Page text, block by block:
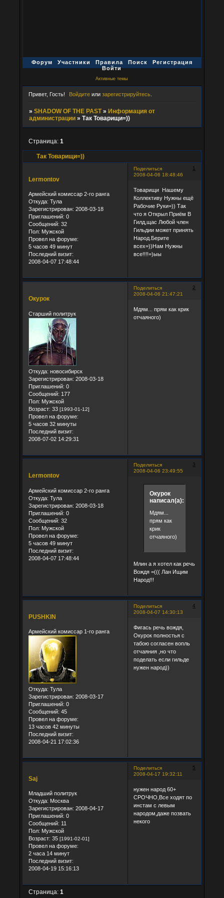
Форум Участники Правила Поиск
Регистрация
Войти
Активные темы
Привет, Гость! Войдите илизарегистрируйтесь
» SHADOW OF THE PAST » Информация от
администрации » Так Товарищи=))
Так Товарищи=))
Страница: 1
Поделиться
1
2008-04-06 18:48:46
Lermontov
Армейский комиссар 2-го ранга
Откуда: Тула
Зарегистрирован: 2008-03-18
Приглашений: 0
Сообщений: 32
Пол: Мужской
Провел на форуме:
5 часов 49 минут
Последний визит:
2008-04-07 17:48:44
Товарищи Нашему
Коллективу Нужны ещё
Рабочие Руки=)) Так
что я Открыл Приём В
Гилд,щас Любой член
Гильдии может принять
Народ.Берите
всех=))Нам Нужны
все!!!!=)ыы
Поделиться
2
2008-04-06 21:47:21
Окурок
Старший политрук
Откуда: новосибирск
Зарегистрирован: 2008-03-18
Приглашений: 0
Сообщений: 177
Пол: Мужской
Возраст: 33 [1993-01-12]
Провел на форуме:
5 часов 32 минуты
Последний визит:
2008-07-02 14:29:31
Мдям... прям как крик
отчаяного)
Поделиться
3
2008-04-06 23:49:55
Lermontov
Армейский комиссар 2-го ранга
Откуда: Тула
Зарегистрирован: 2008-03-18
Приглашений: 0
Сообщений: 32
Пол: Мужской
Провел на форуме:
5 часов 49 минут
Последний визит:
2008-04-07 17:48:44
Окурок
написал(а):
Мдям...
прям как
крик
отчаяного)
Млин а я хотел как речь
Вождя =((( Лан Ищим
Народ!!!
Поделиться
4
2008-04-07 14:30:13
PUSHKIN
Армейский комиссар 1-го ранга
Откуда: Тула
Зарегистрирован: 2008-03-17
Приглашений: 0
Сообщений: 45
Провел на форуме:
13 часов 42 минуты
Последний визит:
2008-04-21 17:02:36
Фигась речь вождя,
Окурок полностья с
табою согласен вопль
отчаяния ,но что
поделать если гильде
нужен народ))
Поделиться
5
2008-04-17 19:32:11
Saj
Младший политрук
Откуда: Москва
Зарегистрирован: 2008-04-17
Приглашений: 0
Сообщений: 11
Пол: Мужской
Возраст: 35 [1991-02-01]
Провел на форуме:
2 часа 14 минут
Последний визит:
2008-04-19 15:16:13
нужен народ 60+
СРОЧНО,Все ходят по
инстам с левым
народом,даже позвать
некого
Страница: 1